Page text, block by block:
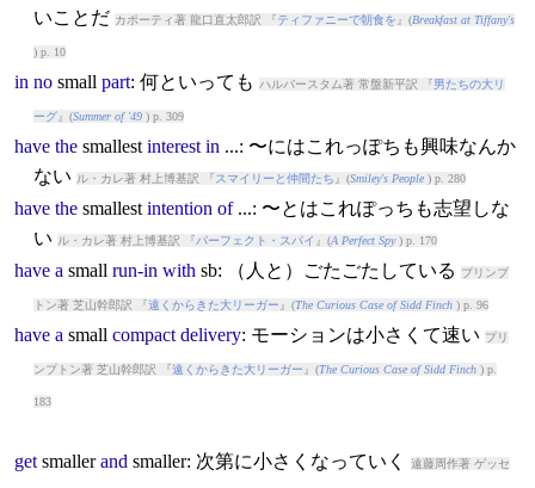
いことだ カポーティ著 龍口直太郎訳 『ティファニーで朝食を 』(Breakfast at Tiffany's
) p. 10
in no small part: 何といっても ハルバースタム著 常盤新平訳 『男たちの大リ
ーグ』(Summer of '49) p. 309
have the smallest interest in ...: 〜にはこれっぽちも興味なんか
ない
ル・カレ著 村上博基訳 『スマイリーと仲間たち 』(Smiley's People) p. 280
have the smallest intention of...: 〜とはこれぽっちも志望しな
い
ル・カレ著 村上博基訳 『パーフェクト・スパイ 』(A Perfect Spy) p. 170
have a small run-in with sb: （人と）ごたごたしている プリンプ
トン著 芝山幹郎訳 『遠くからきた大リーガー 』(The Curious Case of Sidd Finch) p. 96
have a small compact delivery: モーションは小さくて速い プリ
ンプトン著 芝山幹郎訳 『遠くからきた大リーガー 』(The Curious Case of Sidd Finch) p.
183
get smallerand smaller: 次第に小さくなっていく 遠藤周作著 ゲッセ